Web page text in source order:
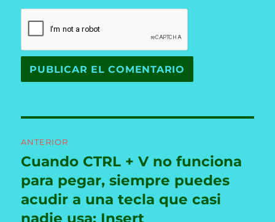
de
entradas
ANTERIOR
Entrada
anterior:
Cuando CTRL + V no funciona
para pegar, siempre puedes
acudir a una tecla que casi
nadie usa: Insert